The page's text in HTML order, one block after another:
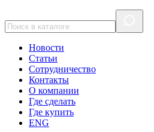
Новости
Статьи
Сотрудничество
Контакты
О компании
Где сделать
Где купить
ENG